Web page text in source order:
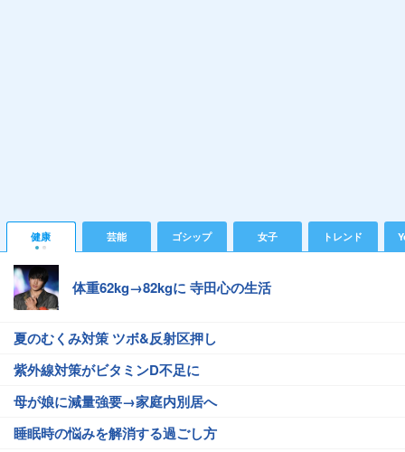
健康 芸能 ゴシップ 女子 トレンド
体重62kg→82kgに 寺田心の生活
夏のむくみ対策 ツボ&反射区押し
紫外線対策がビタミンD不足に
母が娘に減量強要→家庭内別居へ
睡眠時の悩みを解消する過ごし方